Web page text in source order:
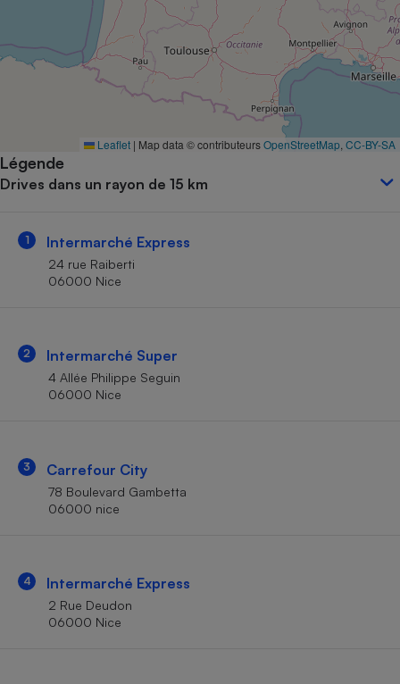
Leaflet | Map data © contributeursOpenStreetMap CC-BY-SA
Légende
Drives dans un rayon de 15 km
1 Intermarché Express
24 rue Raiberti
06000 Nice
2 Intermarché Super
4 Allée Philippe Seguin
06000 Nice
3 Carrefour City
78 Boulevard Gambetta
06000 nice
4 Intermarché Express
2 Rue Deudon
06000 Nice
Complément
alimentaire
Assurance emprunteur
Petit électroménager -
Mutuelle